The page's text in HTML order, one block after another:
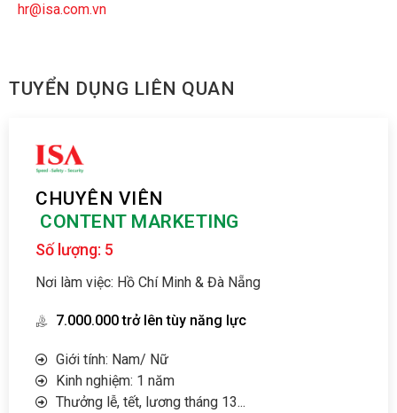
hr@isa.com.vn
TUYỂN DỤNG LIÊN QUAN
CHUYÊN VIÊN
CONTENT MARKETING
Số lượng: 5
Nơi làm việc: Hồ Chí Minh & Đà Nẵng
7.000.000 trở lên tùy năng lực
Giới tính: Nam/ Nữ
Kinh nghiệm: 1 năm
Thưởng lễ, tết, lương tháng 13...